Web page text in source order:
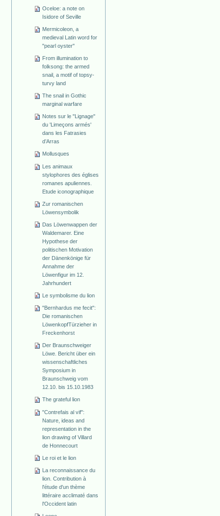
Oceloe: a note on
Isidore of Seville
Mermicoleon, a
medieval Latin word for
"pearl oyster"
From illumination to
folksong: the armed
snail, a motif of topsy-
turvy land
The snail in Gothic
marginal warfare
Notes sur le "Lignage"
du 'Limeçons armés'
dans les Fatrasies
d’Arras
Mollusques
Les animaux
stylophores des églises
romanes apuliennes.
Etude iconographique
Zur romanischen
Löwensymbolik
Das Löwenwappen der
Waldemarer. Eine
Hypothese der
politischen Motivation
der Dänenkönige für
Annahme der
Löwenfigur im 12.
Jahrhundert
Le symbolisme du lion
"Bernhardus me fecit":
Die romanischen
Löwenkopf­Türzieher in
Freckenhorst
Der Braunschweiger
Löwe. Bericht über ein
wissenschaftliches
Symposium in
Braunschweig vom
12.10. bis 15.10.1983
The grateful lion
"Contrefais al vif":
Nature, ideas and
representation in the
lion drawing of Villard
de Honnecourt
Le roi et le lion
La reconnaissance du
lion. Contribution à
l'étude d'un thème
littéraire acclimaté dans
l'Occident latin